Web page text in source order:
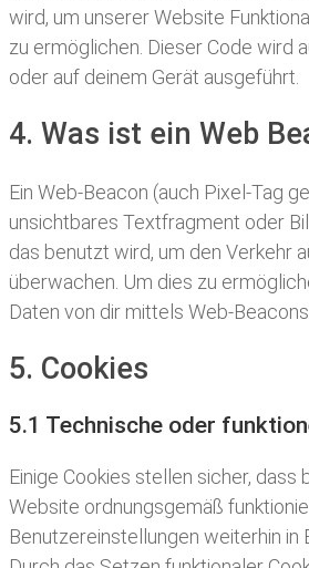
wird, um unserer Website
zu ermöglichen. Dieser Code wird
oder auf deinem Gerät ausgeführt.
4. Was ist ein Web
Ein Web-Beacon (auch Pixel-Tag
unsichtbares Textfragment oder
das benutzt wird, um den Verkehr
überwachen. Um dies zu
Daten von dir mittels Web-
5. Cookies
5.1 Technische oder
Einige Cookies stellen sicher,
Website ordnungsgemäß
Benutzereinstellungen weiterhin in